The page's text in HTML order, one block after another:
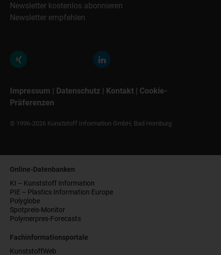
Newsletter kostenlos abonnieren
Newsletter empfehlen
Impressum | Datenschutz | Kontakt | Cookie-
Präferenzen
© 1996-2026 Kunststoff Information GmbH, Bad Homburg
Online-Datenbanken
KI – Kunststoff Information
PIE – Plastics Information Europe
Polyglobe
Spotpreis-Monitor
Polymerpres-Forecasts
Fachinformationsportale
KunststoffWeb